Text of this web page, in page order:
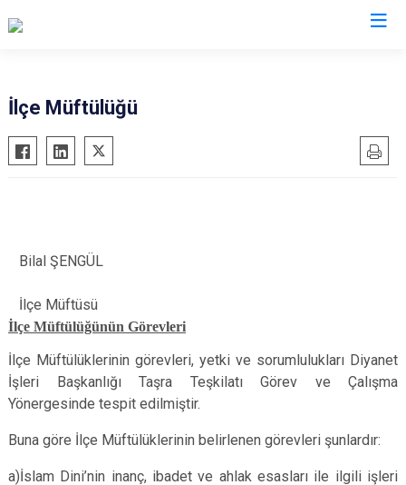
Adilcevaz
Ahlat
Mutki
İlçe Müftülüğü
Bilal ŞENGÜL
İlçe Müftüsü
İlçe Müftülüğünün Görevleri
İlçe Müftülüklerinin görevleri, yetki ve sorumlulukları Diyanet
İşleri Başkanlığı Taşra Teşkilatı Görev ve Çalışma
Yönergesinde tespit edilmiştir.
Buna göre İlçe Müftülüklerinin belirlenen görevleri şunlardır:
a)İslam Dini’nin inanç, ibadet ve ahlak esasları ile ilgili işleri